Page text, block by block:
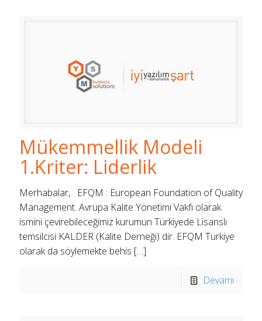
Mükemmellik Modeli
1.Kriter: Liderlik
Merhabalar, EFQM : European Foundation of Quality
Management. Avrupa Kalite Yönetimi Vakfı olarak
ismini çevirebileceğimiz kurumun Türkiyede Lisanslı
temsilcisi KALDER (Kalite Derneği) dir. EFQM Türkiye
olarak da söylemekte behis […]
Devamı